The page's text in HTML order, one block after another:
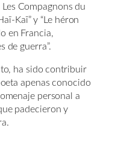
Compagnons du
Kaï” y “Le héron
en Francia,
de guerra”.
ha sido contribuir
apenas conocido
personal a
padecieron y